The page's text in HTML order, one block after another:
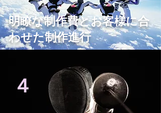
明瞭な制作費とお客様に合
わせた制作進行
４